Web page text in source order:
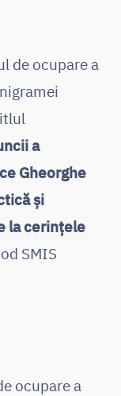
de ocupare a
a
Gheorghe
și
la cerințele
SMIS
ocupare a